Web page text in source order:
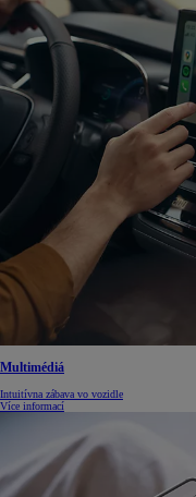
Multimédiá
Intuitívna zábava vo vozidle
Více informací